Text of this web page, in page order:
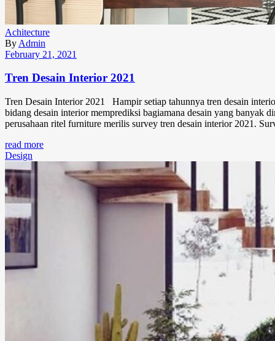
Achitecture
By Admin
February 21, 2021
Tren Desain Interior 2021
Tren Desain Interior 2021 Hampir setiap tahunnya tren desain
bidang desain interior memprediksi bagiamana desain yang banyak
perusahaan ritel furniture merilis survey tren desain interior 2021.
read more
Design